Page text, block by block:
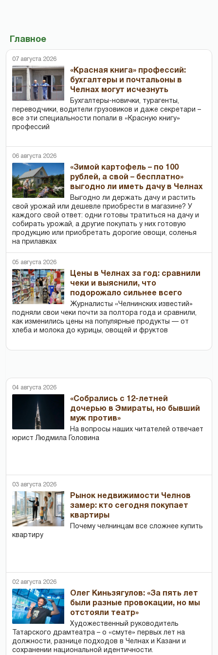
Главное
07 августа 2026
«Красная книга» профессий:
бухгалтеры и почтальоны в
Челнах могут исчезнуть
Бухгалтеры-новички, тур­агенты,
переводчики, водители грузовиков и даже секретари –
все эти специальности попали в «Красную книгу»
профессий
06 августа 2026
«Зимой картофель – по 100
рублей, а свой – бесплатно»
выгодно ли иметь дачу в Челнах
Выгодно ли держать дачу и растить
свой урожай или дешевле приобрести в магазине? У
каждого свой ответ: одни готовы тратиться на дачу и
собирать урожай, а другие покупать у них готовую
продукцию или приобретать дорогие овощи, соленья
на прилавках
05 августа 2026
Цены в Челнах за год: сравнили
чеки и выяснили, что
подорожало сильнее всего
Журналисты «Челнинских известий»
подняли свои чеки почти за полтора года и сравнили,
как изменились цены на популярные продукты — от
хлеба и молока до курицы, овощей и фруктов
04 августа 2026
«Собрались с 12-летней
дочерью в Эмираты, но бывший
муж против»
На вопросы наших читателей отвечает
юрист Людмила Головина
03 августа 2026
Рынок недвижимости Челнов
замер: кто сегодня покупает
квартиры
Почему челнинцам все сложнее купить
квартиру
02 августа 2026
Олег Киньзягулов: «За пять лет
были разные провокации, но мы
отстояли театр»
Художественный руководитель
Татарского драмтеатра – о «смуте» первых лет на
должности, разнице подходов в Челнах и Казани и
сохранении национальной идентичности.